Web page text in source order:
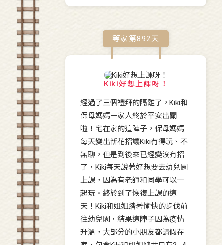
等家第892天
Kiki好想上課呀！
經過了三個禮拜的隔離了，Kiki和
保母媽媽一家人終於平安出關
啦！宅在家的這陣子，保母媽媽
每天變出新花招讓Kiki有得玩、不
無聊，但是到後來已經變沒有招
了，Kiki每天說著好想要去幼兒園
上課，因為有老師和同學可以一
起玩。終於到了恢復上課的這
天！Kiki和姐姐踏著愉快的步伐前
往幼兒園，結果這陣子因為疫情
升溫，大部分的小朋友都請假在